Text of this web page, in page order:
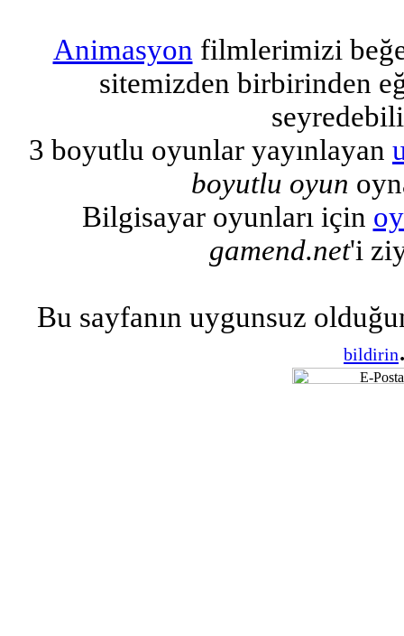
Animasyon filmlerimizi
sitemizden birbirinden
3 boyutlu oyunlar yayınlayan
boyutlu oyun
Bilgisayar oyunları için
gamend.net'i
Bu sayfanın uygunsuz
bildirin